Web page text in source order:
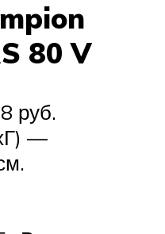
80 V
руб.
—